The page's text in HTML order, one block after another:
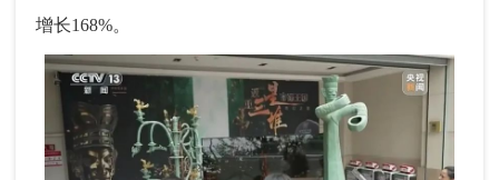
增长168%。